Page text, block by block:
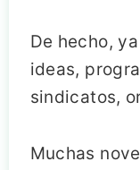
De hecho,
ideas,
sindicatos,
Muchas